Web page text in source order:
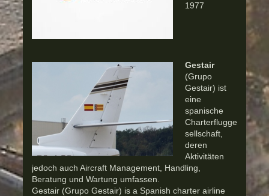
1977
Gestair
(Grupo
Gestair) ist
eine
spanische
Charterflugge
sellschaft,
deren
Aktivitäten
jedoch auch Aircraft Management, Handling,
Beratung und Wartung umfassen.
Gestair (Grupo Gestair) is a Spanish charter airline